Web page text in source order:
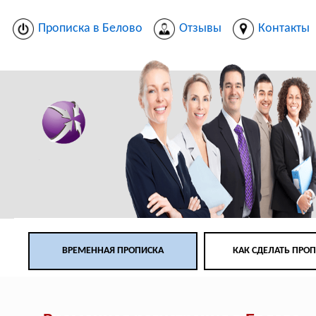
Прописка в Белово Отзывы Контакты
ВРЕМЕННАЯ ПРОПИСКА КАК СДЕЛАТЬ